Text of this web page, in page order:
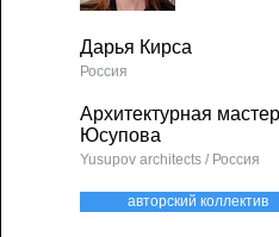
Дарья Кирса
Россия
Архитектурная
Юсупова
Yusupov architects / Россия
авторский коллектив